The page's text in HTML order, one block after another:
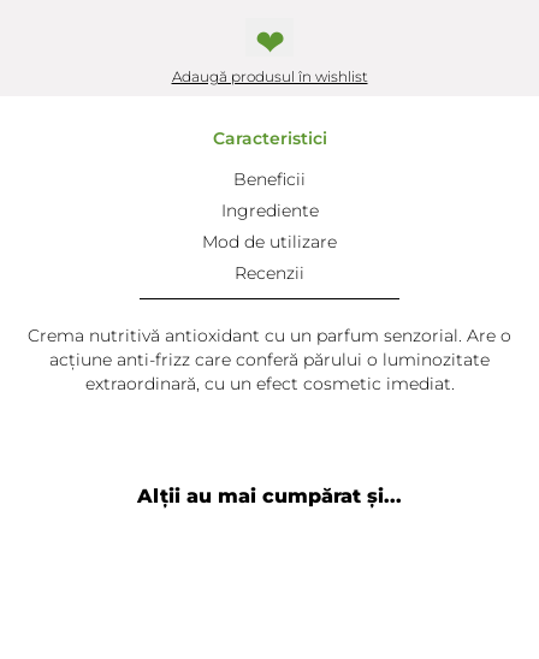
❤
Adaugă produsul în wishlist
Caracteristici
Beneficii
Ingrediente
Mod de utilizare
Recenzii
Crema nutritivă antioxidant cu un parfum senzorial. Are o
acțiune anti-frizz care conferă părului o luminozitate
extraordinară, cu un efect cosmetic imediat.
Alții au mai cumpărat și...